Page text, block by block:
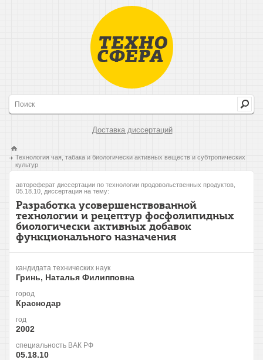
Доставка диссертаций
Технология чая, табака и биологически активных веществ и субтропических
культур
автореферат диссертации по технологии продовольственных продуктов,
05.18.10, диссертация на тему:
Разработка усовершенствованной
технологии и рецептур фосфолипидных
биологически активных добавок
функционального назначения
кандидата технических наук
Гринь, Наталья Филипповна
город
Краснодар
год
2002
специальность ВАК РФ
05.18.10